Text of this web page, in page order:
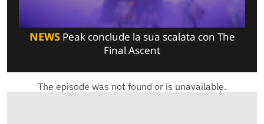
NEWSPeak conclude la sua scalata con The
Final Ascent